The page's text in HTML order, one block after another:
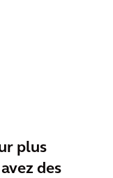
plus
des